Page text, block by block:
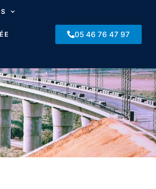
05 46 76 47 97